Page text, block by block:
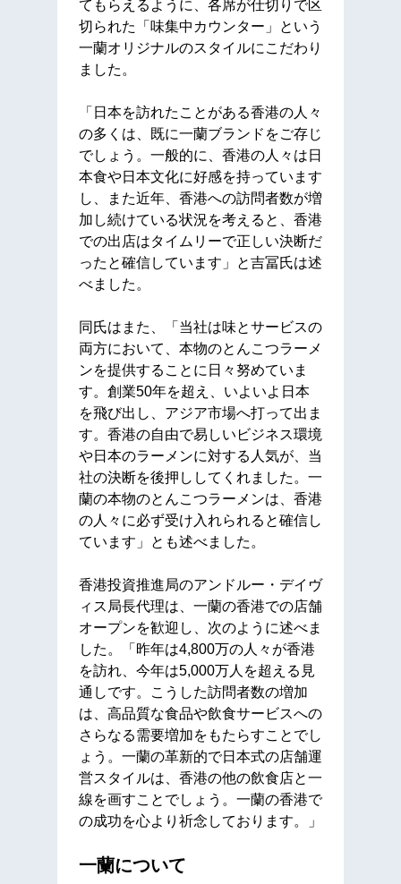
てもらえるように、各席が仕切りで区
切られた「味集中カウンター」という
一蘭オリジナルのスタイルにこだわり
ました。
「日本を訪れたことがある香港の人々
の多くは、既に一蘭ブランドをご存じ
でしょう。一般的に、香港の人々は日
本食や日本文化に好感を持っています
し、また近年、香港への訪問者数が増
加し続けている状況を考えると、香港
での出店はタイムリーで正しい決断だ
ったと確信しています」と吉冨氏は述
べました。
同氏はまた、「当社は味とサービスの
両方において、本物のとんこつラーメ
ンを提供することに日々努めていま
す。創業50年を超え、いよいよ日本
を飛び出し、アジア市場へ打って出ま
す。香港の自由で易しいビジネス環境
や日本のラーメンに対する人気が、当
社の決断を後押ししてくれました。一
蘭の本物のとんこつラーメンは、香港
の人々に必ず受け入れられると確信し
ています」とも述べました。
香港投資推進局のアンドルー・デイヴ
ィス局長代理は、一蘭の香港での店舗
オープンを歓迎し、次のように述べま
した。「昨年は4,800万の人々が香港
を訪れ、今年は5,000万人を超える見
通しです。こうした訪問者数の増加
は、高品質な食品や飲食サービスへの
さらなる需要増加をもたらすことでし
ょう。一蘭の革新的で日本式の店舗運
営スタイルは、香港の他の飲食店と一
線を画すことでしょう。一蘭の香港で
の成功を心より祈念しております。」
一蘭について